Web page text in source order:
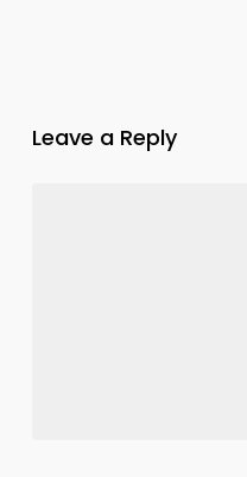
Leave a Reply